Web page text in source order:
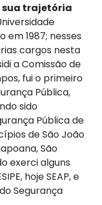
sua trajetória
em 1987; nesses
cargos nesta
a Comissão de
fui o primeiro
Pública,
sido
Pública de
de São João
São
exerci alguns
hoje SEAP, e
Segurança